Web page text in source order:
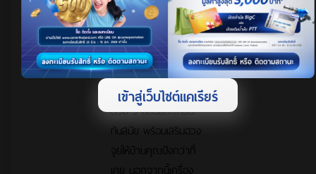
สำหรับใครที่กำลังมอง
หาไอเท็มสีมงคลต้อนรับปี
ใหม่ แอร์แคเรียร์
XInverter Plus พร้อม
รับหน้าที่นั้นให้กับคุณ
ด้วย 5 สีสันและดีไซน์
ทันสมัย พร้อมเสริมฮวง
จุยให้บ้านคุณปังกว่าที่
เคย นอกจากนี้เครื่อง
เข้าสู่เว็บไซต์แคเรียร์